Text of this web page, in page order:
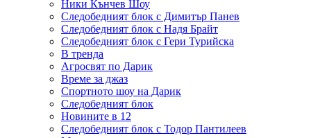
Ники Кънчев Шоу
Следобедният блок с Димитър Панев
Следобедният блок с Надя Брайт
Следобедният блок с Гери Турийска
В тренда
Агросвят по Дарик
Време за джаз
Спортното шоу на Дарик
Следобедният блок
Новините в 12
Следобедният блок с Тодор Пантилеев